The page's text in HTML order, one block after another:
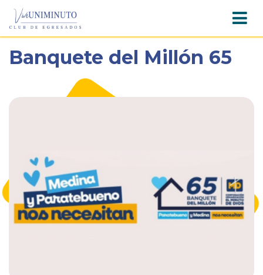
Banquete del Millón 65